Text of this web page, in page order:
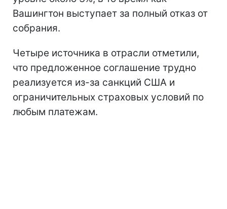
Вашингтон выступает за полный отказ от
собрания.
Четыре источника в отрасли отметили,
что предложенное соглашение трудно
реализуется из-за санкций США и
ограничительных страховых условий по
любым платежам.